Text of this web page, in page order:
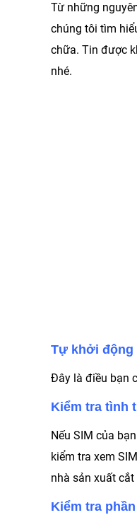
Từ những
chúng tôi tìm
chữa. Tin được
nhé.
Tự khởi động
Đây là điều bạn
Kiểm tra tình
Nếu SIM của
kiểm tra xem
nhà sản xuất
Kiểm tra